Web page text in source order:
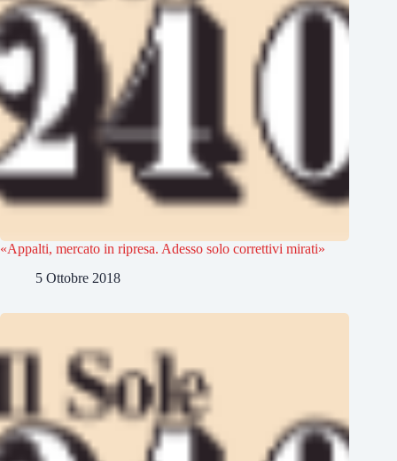
«Appalti, mercato in ripresa. Adesso solo correttivi mirati»
5 Ottobre 2018